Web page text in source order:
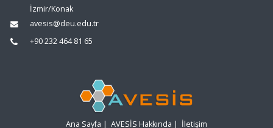
İzmir/Konak
avesis@deu.edu.tr
+90 232 464 81 65
Ana Sayfa | AVESİS Hakkında | İletişim